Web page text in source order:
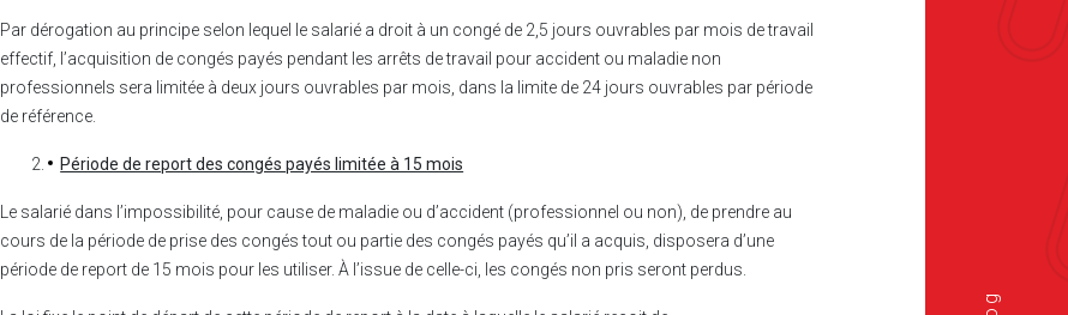
Par dérogation au principe selon lequel le salarié a droit à un congé de 2,5 jours ouvrables par mois de travail
effectif, l’acquisition de congés payés pendant les arrêts de travail pour accident ou maladie non
professionnels sera limitée à deux jours ouvrables par mois, dans la limite de 24 jours ouvrables par période
de référence.
Période de report des congés payés limitée à 15 mois
Le salarié dans l’impossibilité, pour cause de maladie ou d’accident (professionnel ou non), de prendre au
cours de la période de prise des congés tout ou partie des congés payés qu’il a acquis, disposera d’une
période de report de 15 mois pour les utiliser. À l’issue de celle-ci, les congés non pris seront perdus.